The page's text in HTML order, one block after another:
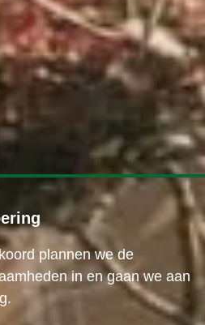
plannen we de
in en gaan we aan